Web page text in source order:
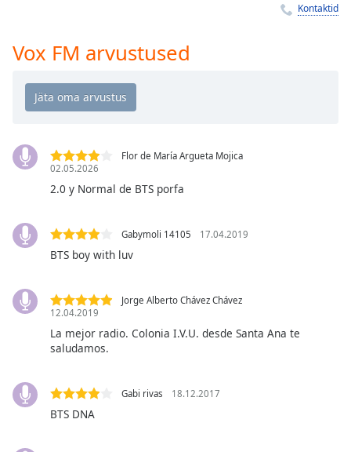
Chapters
descriptions
,
selected
Subtitles
subtitles
opens
subtitles
dialog
subtitles
selected
Kontaktid
Vox FM arvustused
Flor de María Argueta Mojica
02.05.2026
2.0 y Normal de BTS porfa
Gabymoli 14105 17.04.2019
BTS boy with luv
Jorge Alberto Chávez Chávez
12.04.2019
La mejor radio. Colonia I.V.U. desde Santa Ana te
saludamos.
Gabi rivas 18.12.2017
BTS DNA